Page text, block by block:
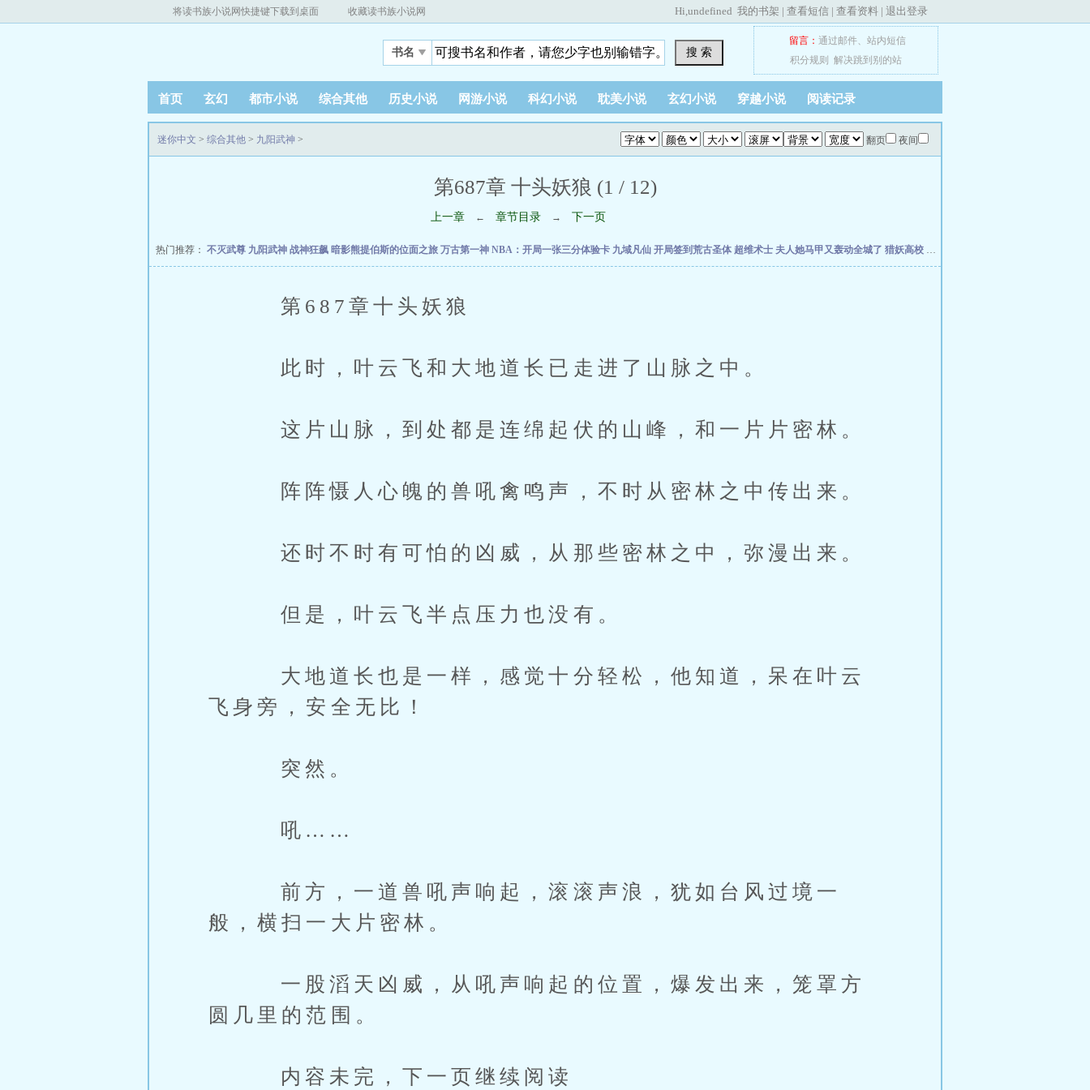
将读书族小说网快捷键下载到桌面 收藏读书族小说网 Hi,undefined 我的书架 | 查看短信 | 查看资料 | 退出登录
书名 搜 索
留言： 通过邮件、 站内短信
积分规则
解决跳到别的站
首页 玄幻 都市小说 综合其他 历史小说 网游小说 科幻小说 耽美小说 玄幻小说 穿越小说 阅读记录
翻页 夜间
迷你中文 > 综合其他 > 九阳武神 >
第687章 十头妖狼 (1 / 12)
上一章 ← 章节目录 → 下一页
热门推荐： 不灭武尊 九阳武神 战神狂飙 暗影熊提伯斯的位面之旅 万古第一神 NBA：开局一张三分体验卡 九域凡仙 开局签到荒古圣体 超维术士 夫人她马甲又轰动全城了 猎妖高校 灰烬领主
第687章十头妖狼
此时，叶云飞和大地道长已走进了山脉之中。
这片山脉，到处都是连绵起伏的山峰，和一片片密林。
阵阵慑人心魄的兽吼禽鸣声，不时从密林之中传出来。
还时不时有可怕的凶威，从那些密林之中，弥漫出来。
但是，叶云飞半点压力也没有。
大地道长也是一样，感觉十分轻松，他知道，呆在叶云
飞身旁，安全无比！
突然。
吼……
前方，一道兽吼声响起，滚滚声浪，犹如台风过境一
般，横扫一大片密林。
一股滔天凶威，从吼声响起的位置，爆发出来，笼罩方
圆几里的范围。
内容未完，下一页继续阅读